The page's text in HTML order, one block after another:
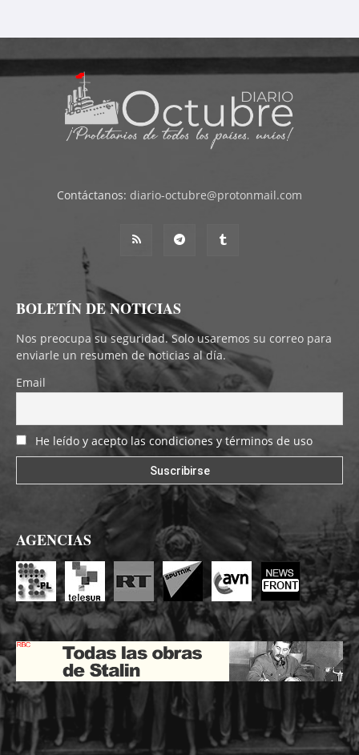
Contáctanos: diario-octubre@protonmail.com
BOLETÍN DE NOTICIAS
Nos preocupa su seguridad. Solo usaremos su correo para
enviarle un resumen de noticias al día.
Email
He leído y acepto las condiciones y términos de uso
AGENCIAS